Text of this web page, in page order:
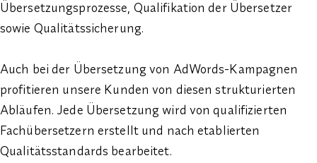
Übersetzungsprozesse, Qualifikation der Übersetzer
sowie Qualitätssicherung.
Auch bei der Übersetzung von AdWords-Kampagnen
profitieren unsere Kunden von diesen strukturierten
Abläufen. Jede Übersetzung wird von qualifizierten
Fachübersetzern erstellt und nach etablierten
Qualitätsstandards bearbeitet.